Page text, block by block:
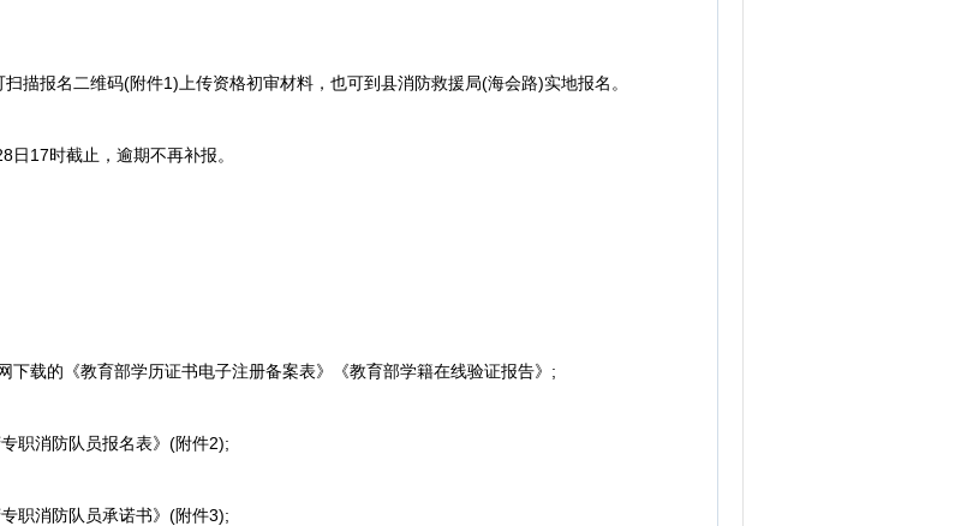
报名二维码(附件1)上传资格初审材料，也可到县消防救援局(海会路)实地报名。
17时截止，逾期不再补报。
载的《教育部学历证书电子注册备案表》《教育部学籍在线验证报告》;
消防队员报名表》(附件2);
消防队员承诺书》(附件3);